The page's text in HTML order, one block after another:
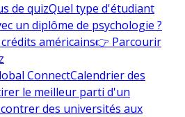
de quizQuel type d'étudiant
un diplôme de psychologie ?
américains👉 Parcourir
ConnectCalendrier des
le meilleur parti d'un
des universités aux